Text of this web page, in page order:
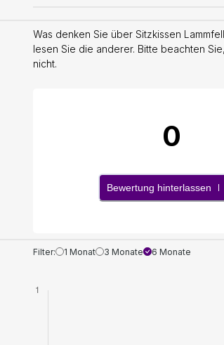
Was denken Sie über Sitzkissen
lesen Sie die anderer. Bitte beachten
nicht.
0
Bewertung hinterlassen
Filter: 1 Monat 3 Monate 6 Monate